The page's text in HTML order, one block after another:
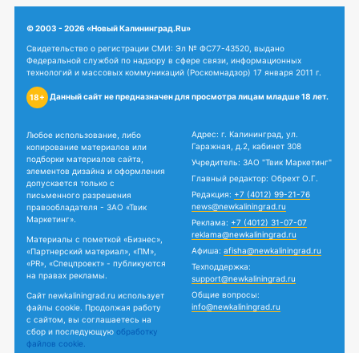
© 2003 - 2026 «Новый Калининград.Ru»
Свидетельство о регистрации СМИ: Эл № ФС77-43520, выдано
Федеральной службой по надзору в сфере связи, информационных
технологий и массовых коммуникаций (Роскомнадзор) 17 января 2011 г.
18+ Данный сайт не предназначен для просмотра лицам младше 18 лет.
Любое использование, либо
копирование материалов или
подборки материалов сайта,
элементов дизайна и оформления
допускается только с
письменного разрешения
правообладателя - ЗАО «Твик
Маркетинг».
Материалы с пометкой «Бизнес»,
«Партнерский материал», «ПМ»,
«PR», «Спецпроект» - публикуются
на правах рекламы.
Сайт newkaliningrad.ru использует
файлы cookie. Продолжая работу
с сайтом, вы соглашаетесь на
сбор и последующую обработку
файлов cookie.
Адрес: г. Калининград, ул.
Гаражная, д.2, кабинет 308
Учредитель: ЗАО "Твик Маркетинг"
Главный редактор: Обрехт О.Г.
Редакция: +7 (4012) 99-21-76
news@newkaliningrad.ru
Реклама: +7 (4012) 31-07-07
reklama@newkaliningrad.ru
Афиша: afisha@newkaliningrad.ru
Техподдержка:
support@newkaliningrad.ru
Общие вопросы:
info@newkaliningrad.ru